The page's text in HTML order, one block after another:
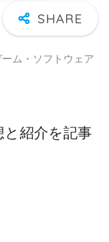
ム・ソフトウェア
紹介を記事